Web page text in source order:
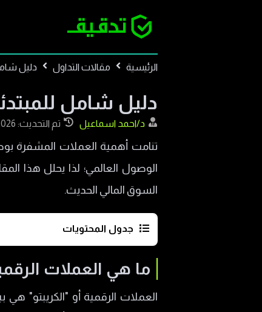
الرئيسية مقالات التداول دليل
دليل شامل
د/احمد اسماعيل تم التحديث: 2026-05-06
تنامت أهمية العملات المشفرة
الوصول العالمي؛ لذا يحلل هذا
السوق المالي الحديث.
جدول المحتويات
نشأة العملات الرقمية
كيف تعمل العملات الرقمية؟
ما هي العملات
العملات الرقمية أو "الكريبتو"